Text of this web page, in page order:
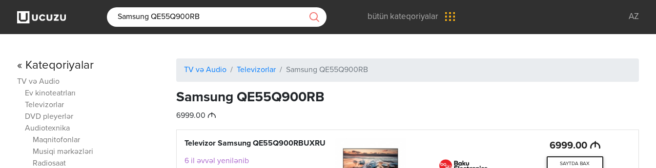
bütün kateqoriyalar AZ
« Kateqoriyalar
TV və Audio
Ev kinoteatrları
Televizorlar
DVD pleyerlər
Audiotexnika
Maqnitofonlar
Musiqi mərkəzləri
Radiosaat
TV və Audio Televizorlar Samsung QE55Q900RB
Samsung QE55Q900RB
6999.00 M
Televizor Samsung QE55Q900RBUXRU
6 il əvvəl yenilənib
6999.00 M
SAYTDA BAX